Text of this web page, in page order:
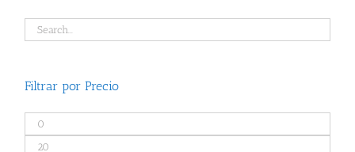
Filtrar por Precio
Precio
mínimo
Precio